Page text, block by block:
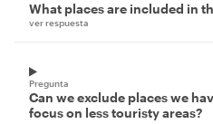
What places are included in
ver respuesta
Pregunta
Can we exclude places we
focus on less touristy areas?